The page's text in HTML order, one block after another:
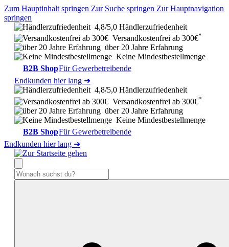
Zum Hauptinhalt springen Zur Suche springen Zur Hauptnavigation
springen
4,8/5,0 Händlerzufriedenheit
Versandkostenfrei ab 300€*
über 20 Jahre Erfahrung
Keine Mindestbestellmenge
B2B ShopFür Gewerbetreibende
Endkunden hier lang ➜
4,8/5,0 Händlerzufriedenheit
Versandkostenfrei ab 300€*
über 20 Jahre Erfahrung
Keine Mindestbestellmenge
B2B ShopFür Gewerbetreibende
Endkunden hier lang ➜